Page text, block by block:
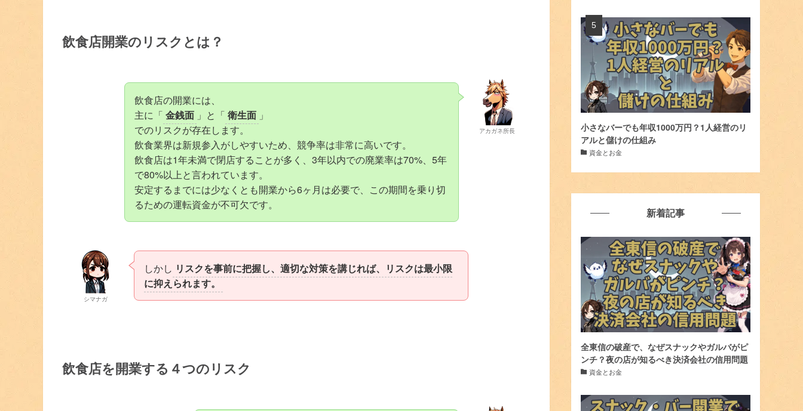
飲食店開業のリスクとは？
アカガネ所長
飲食店の開業には、
主に「 金銭面 」と「 衛生面 」
でのリスクが存在します。
飲食業界は新規参入がしやすいため、競争率は非常に高いです。
飲食店は1年未満で閉店することが多く、3年以内での廃業率は70%、5年
で80%以上と言われています。
安定するまでには少なくとも開業から6ヶ月は必要で、この期間を乗り切
るための運転資金が不可欠です。
シマナガ
しかし リスクを事前に把握し、適切な対策を講じれば、リスクは最小限
に抑えられます。
飲食店を開業する４つのリスク
小さなバーでも年収1000万円？1人経営のリ
アルと儲けの仕組み
資金とお金
新着記事
全東信の破産で、なぜスナックやガルバがピ
ンチ？夜の店が知るべき決済会社の信用問題
資金とお金